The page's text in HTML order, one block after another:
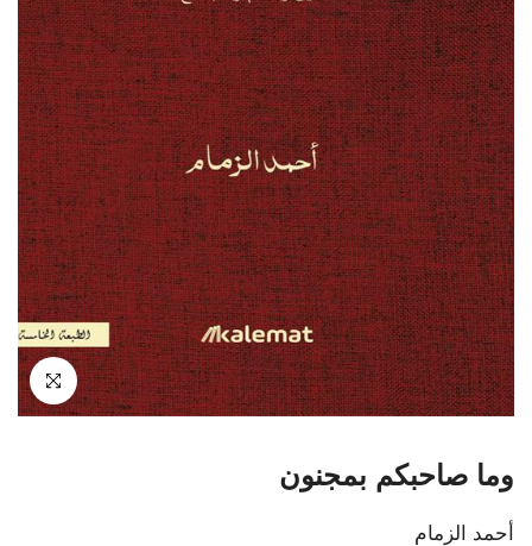
انقر للتكبير
وما صاحبكم بمجنون
أحمد الزمام